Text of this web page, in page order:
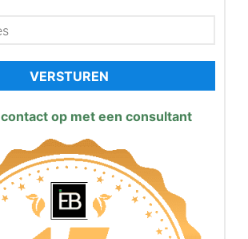
VERSTUREN
contact op met een consultant